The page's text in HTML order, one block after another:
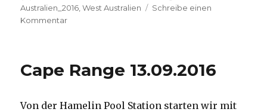
am
Australien_2016 ,West Australien
Schreibe einen
Kommentarzu
Cape Range 13.09.2016
Von der Hamelin Pool Station starten wir mit